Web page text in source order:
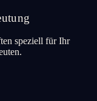
speziell für Ihr